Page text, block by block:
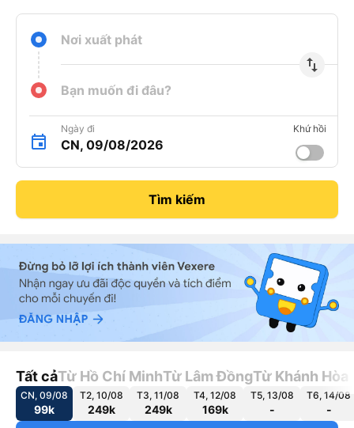
Nơi xuất phát
import_export
Bạn muốn đi đâu?
Ngày đi
CN, 09/08/2026
Khứ hồi
Tìm kiếm
Tất cảTừ Hồ Chí MinhTừ Lâm ĐồngTừ Khánh Hòa
CN, 09/08
99k
T2, 10/08
249k
T3, 11/08
249k
T4, 12/08
169k
T5, 13/08
-
T6, 14/08
-